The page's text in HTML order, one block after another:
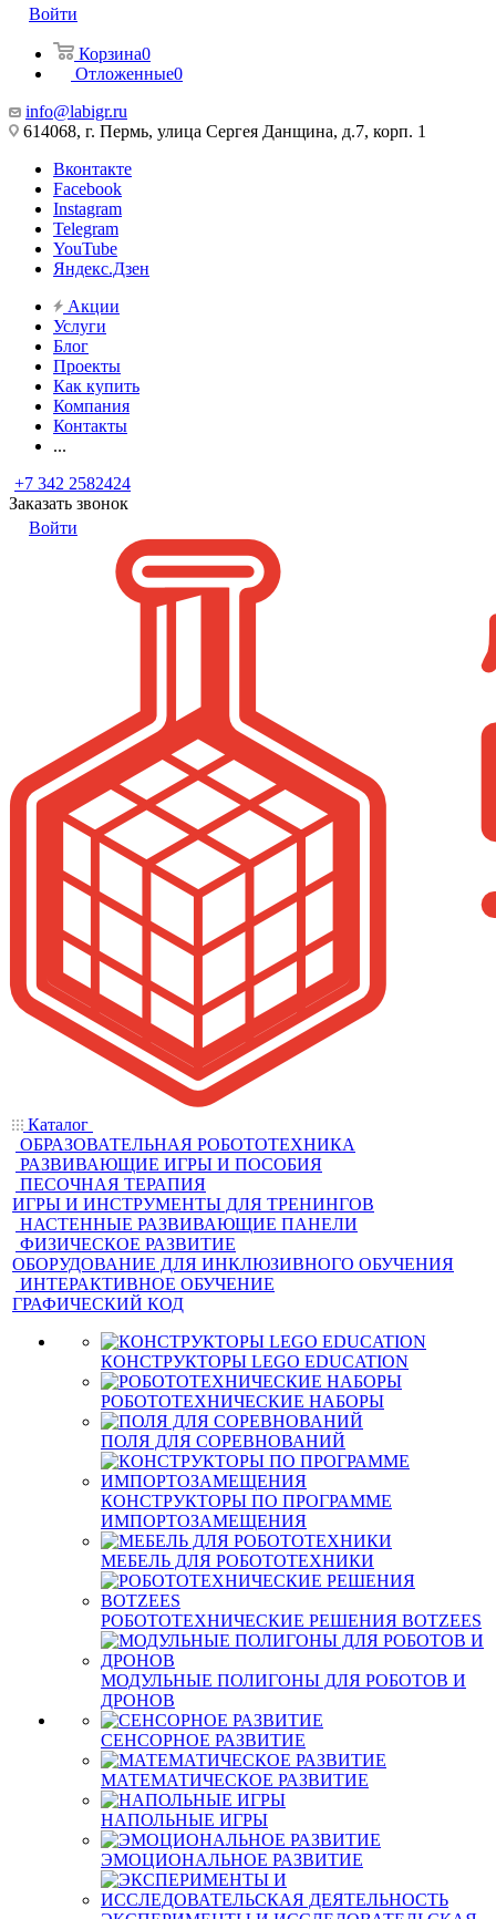
Войти
Корзина0
Отложенные0
info@labigr.ru
614068, г. Пермь, улица Сергея Данщина, д.7, корп. 1
Вконтакте
Facebook
Instagram
Telegram
YouTube
Яндекс.Дзен
Акции
Услуги
Блог
Проекты
Как купить
Компания
Контакты
...
+7 342 2582424
Заказать звонок
Войти
Каталог
ОБРАЗОВАТЕЛЬНАЯ РОБОТОТЕХНИКА
РАЗВИВАЮЩИЕ ИГРЫ И ПОСОБИЯ
ПЕСОЧНАЯ ТЕРАПИЯ
ИГРЫ И ИНСТРУМЕНТЫ ДЛЯ ТРЕНИНГОВ
НАСТЕННЫЕ РАЗВИВАЮЩИЕ ПАНЕЛИ
ФИЗИЧЕСКОЕ РАЗВИТИЕ
ОБОРУДОВАНИЕ ДЛЯ ИНКЛЮЗИВНОГО ОБУЧЕНИЯ
ИНТЕРАКТИВНОЕ ОБУЧЕНИЕ
ГРАФИЧЕСКИЙ КОД
КОНСТРУКТОРЫ LEGO EDUCATION
РОБОТОТЕХНИЧЕСКИЕ НАБОРЫ
ПОЛЯ ДЛЯ СОРЕВНОВАНИЙ
КОНСТРУКТОРЫ ПО ПРОГРАММЕ
ИМПОРТОЗАМЕЩЕНИЯ
МЕБЕЛЬ ДЛЯ РОБОТОТЕХНИКИ
РОБОТОТЕХНИЧЕСКИЕ РЕШЕНИЯ BOTZEES
МОДУЛЬНЫЕ ПОЛИГОНЫ ДЛЯ РОБОТОВ И
ДРОНОВ
СЕНСОРНОЕ РАЗВИТИЕ
МАТЕМАТИЧЕСКОЕ РАЗВИТИЕ
НАПОЛЬНЫЕ ИГРЫ
ЭМОЦИОНАЛЬНОЕ РАЗВИТИЕ